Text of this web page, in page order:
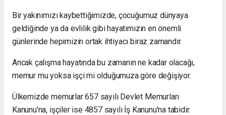
Bir yakınımızı kaybettiğimizde, çocuğumuz dünyaya
geldiğinde ya da evlilik gibi hayatımızın en önemli
günlerinde hepimizin ortak ihtiyacı biraz zamandır.
Ancak çalışma hayatında bu zamanın ne kadar olacağı,
memur mu yoksa işçi mi olduğumuza göre değişiyor.
Ülkemizde memurlar 657 sayılı Devlet Memurları
Kanunu'na, işçiler ise 4857 sayılı İş Kanunu'na tabidir.